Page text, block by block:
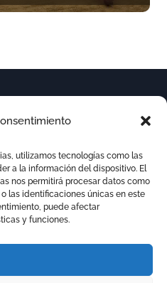
utilizamos tecnologías como las
a la información del dispositivo. El
nos permitirá procesar datos como
las identificaciones únicas en este
puede afectar
y funciones.